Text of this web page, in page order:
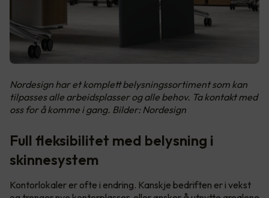
Nordesign har et komplett belysningssortiment som kan
tilpasses alle arbeidsplasser og alle behov. Ta kontakt med
oss for å komme i gang. Bilder: Nordesign
Full fleksibilitet med belysning i
skinnesystem
Kontorlokaler er ofte i endring. Kanskje bedriften er i vekst